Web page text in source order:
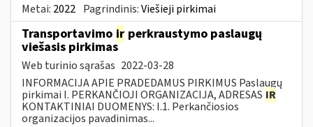
Metai: 2022 Pagrindinis:Viešieji pirkimai
Transportavimo ir perkraustymo paslaugų
viešasis pirkimas
Web turinio sąrašas 2022-03-28
INFORMACIJA APIE PRADEDAMUS PIRKIMUS Paslaugų
pirkimai I. PERKANČIOJI ORGANIZACIJA, ADRESAS IR
KONTAKTINIAI DUOMENYS: I.1. Perkančiosios
organizacijos pavadinimas...